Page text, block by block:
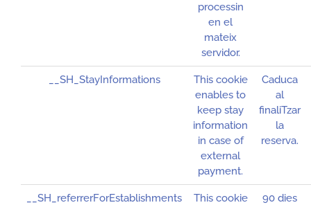
processin
en el
mateix
servidor.
__SH_StayInformations
This cookie
enables to
keep stay
information
in case of
external
payment.
Caduca
al
finaliTzar
la
reserva.
__SH_referrerForEstablishments
This cookie
90 dies